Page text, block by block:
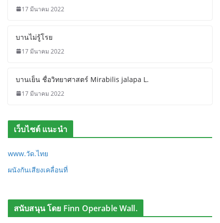
17 มีนาคม 2022
บานไม่รู้โรย
17 มีนาคม 2022
บานเย็น ชื่อวิทยาศาสตร์ Mirabilis jalapa L.
17 มีนาคม 2022
เว็บไซต์ แนะนำ
www.วัด.ไทย
ผนังกันเสียงเคลื่อนที่
สนับสนุน โดย Finn Operable Wall.